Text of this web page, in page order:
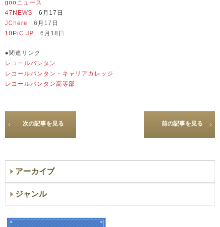
gooニュース
47NEWS 6月17日
JChere
6月17日
10PiC.JP 6月18日
●関連リンク
レコールバンタン
レコールバンタン・キャリアカレッジ
レコールバンタン高等部
次の記事を見る 前の記事を見る
アーカイブ
ジャンル